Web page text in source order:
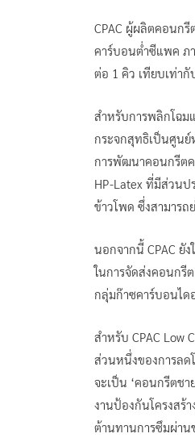
CPAC ผู้ผลิตคอนกรี
คาร์บอนต่ำซีแพค ภา
ต่อ 1 คิว เทียบเท่า
สำหรับการพลิกโฉม
กระจกสุทธิเป็นศูนย์
การพัฒนาคอนกรีตค
HP-Latex ที่มีส่วนป
ข้าวโพด ซึ่งสามารถ
นอกจากนี้ CPAC ยั
ในการจัดส่งคอนกรี
กลุ่มก๊าซคาร์บอนไ
สำหรับ CPAC Low
ส่วนหนึ่งของการลด
จะเป็น ‘คอนกรีตช
งานป้องกันโครงสร้
ต้านทานการซึมผ่าน